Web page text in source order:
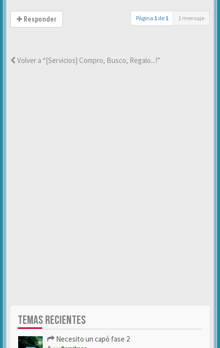
Responder Página 1 de 1 1 mensaje
Volver a “[Servicios] Compro, Busco, Regalo...!”
TEMAS RECIENTES
Necesito un capó fase 2